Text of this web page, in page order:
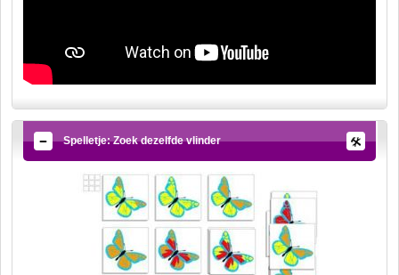
Spelletje: Zoek dezelfde vlinder